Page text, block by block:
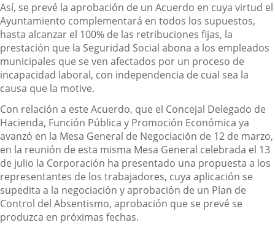
Así, se prevé la aprobación de un Acuerdo en cuya virtud el
Ayuntamiento complementará en todos los supuestos,
hasta alcanzar el 100% de las retribuciones fijas, la
prestación que la Seguridad Social abona a los empleados
municipales que se ven afectados por un proceso de
incapacidad laboral, con independencia de cual sea la
causa que la motive.
Con relación a este Acuerdo, que el Concejal Delegado de
Hacienda, Función Pública y Promoción Económica ya
avanzó en la Mesa General de Negociación de 12 de marzo,
en la reunión de esta misma Mesa General celebrada el 13
de julio la Corporación ha presentado una propuesta a los
representantes de los trabajadores, cuya aplicación se
supedita a la negociación y aprobación de un Plan de
Control del Absentismo, aprobación que se prevé se
produzca en próximas fechas.